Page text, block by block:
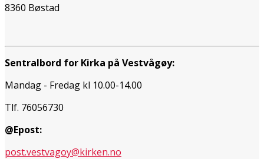
8360 Bøstad
Sentralbord for Kirka på Vestvågøy:
Mandag - Fredag kl 10.00-14.00
Tlf. 76056730
@Epost:
post.vestvagoy@kirken.no